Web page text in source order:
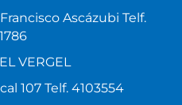
Ascázubi Telf.
VERGEL
107 Telf. 4103554